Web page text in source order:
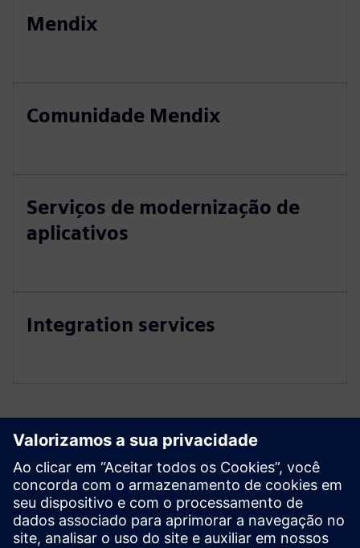
Mendix
Comunidade Mendix
Serviços de modernização de
aplicativos
Integration services
Explore recursos e
produtos relacionados